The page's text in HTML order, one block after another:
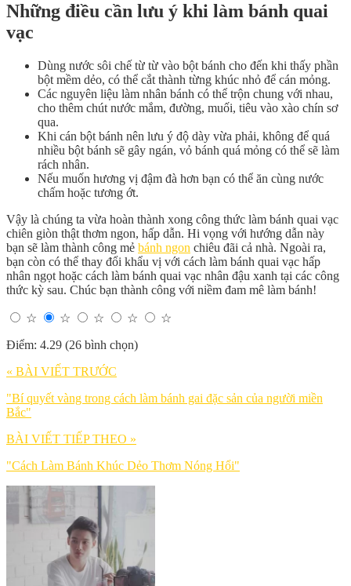
Những điều cần lưu ý khi làm bánh quai
vạc
Dùng nước sôi chế từ từ vào bột bánh cho đến khi thấy phần
bột mềm dẻo, có thể cắt thành từng khúc nhỏ để cán mỏng.
Các nguyên liệu làm nhân bánh có thể trộn chung với nhau,
cho thêm chút nước mắm, đường, muối, tiêu vào xào chín sơ
qua.
Khi cán bột bánh nên lưu ý độ dày vừa phải, không để quá
nhiều bột bánh sẽ gây ngán, vỏ bánh quá mỏng có thể sẽ làm
rách nhân.
Nếu muốn hương vị đậm đà hơn bạn có thể ăn cùng nước
chấm hoặc tương ớt.
Vậy là chúng ta vừa hoàn thành xong công thức làm bánh quai vạc
chiên giòn thật thơm ngon, hấp dẫn. Hi vọng với hướng dẫn này
bạn sẽ làm thành công mẻ bánh ngon chiêu đãi cả nhà. Ngoài ra,
bạn còn có thể thay đổi khẩu vị với cách làm bánh quai vạc hấp
nhân ngọt hoặc cách làm bánh quai vạc nhân đậu xanh tại các công
thức kỳ sau. Chúc bạn thành công với niềm đam mê làm bánh!
☆ ☆ ☆ ☆
☆
Điểm: 4.29 (26 bình chọn)
« BÀI VIẾT TRƯỚC
"Bí quyết vàng trong cách làm bánh gai đặc sản của người miền
Bắc"
BÀI VIẾT TIẾP THEO »
"Cách Làm Bánh Khúc Dẻo Thơm Nóng Hổi"